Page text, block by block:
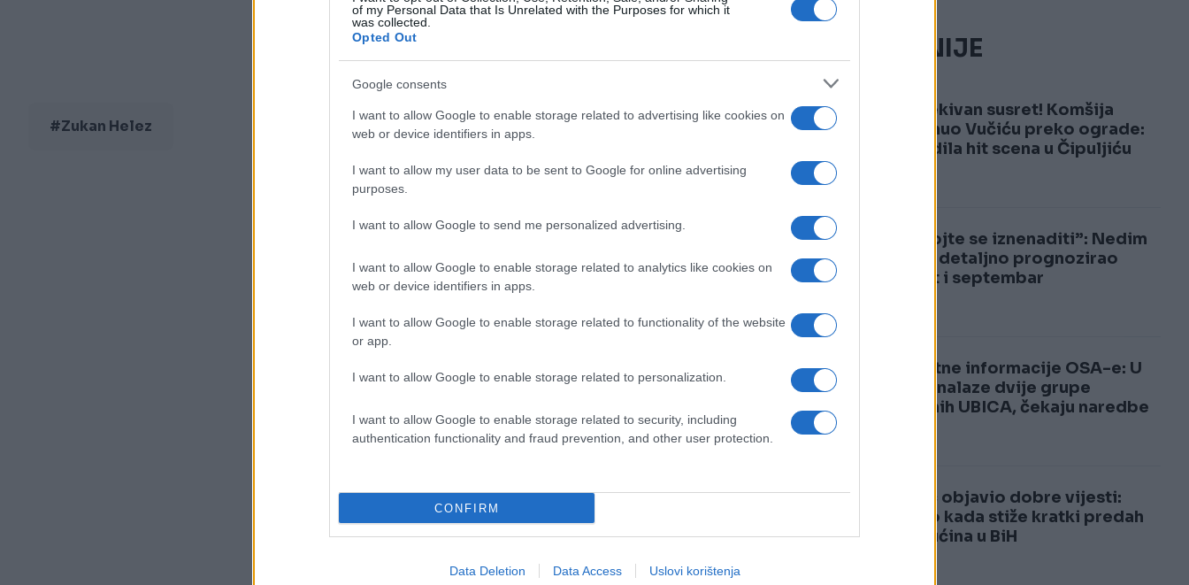
of my Personal Data that Is Unrelated with the Purposes for which it
was collected.
Opted Out
Google consents
I want to allow Google to enable storage related to advertising like cookies on
web or device identifiers in apps.
I want to allow my user data to be sent to Google for online advertising
purposes.
I want to allow Google to send me personalized advertising.
I want to allow Google to enable storage related to analytics like cookies on
web or device identifiers in apps.
I want to allow Google to enable storage related to functionality of the website
or app.
I want to allow Google to enable storage related to personalization.
I want to allow Google to enable storage related to security, including
authentication functionality and fraud prevention, and other user protection.
CONFIRM
Data Deletion Data Access Uslovi korištenja
#Zukan Helez
NAJČITANIJE
1
Neočekivan susret! Komšija
doviknuo Vučiću preko ograde:
Uslijedila hit scena u Čipuljiću
2
“Nemojte se iznenaditi”: Nedim
Sladić detaljno prognozirao
avgust i septembar
3
Šokantne informacije OSA-e: U
BiH se nalaze dvije grupe
plaćenih UBICA, čekaju naredbe
4
Sladić objavio dobre vijesti:
Otkrio kada stiže kratki predah
od vrućina u BiH